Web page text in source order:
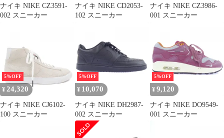
ナイキ NIKE CZ3591-
002 スニーカー
ナイキ NIKE CD2053-
102 スニーカー
ナイキ NIKE CZ3986-
001 スニーカー
5%OFF
¥ 24,320
ナイキ NIKE CJ6102-
100 スニーカー
5%OFF
¥ 10,070
ナイキ NIKE DH2987-
002 スニーカー
5%OFF
¥ 9,120
ナイキ NIKE DO9549-
001 スニーカー